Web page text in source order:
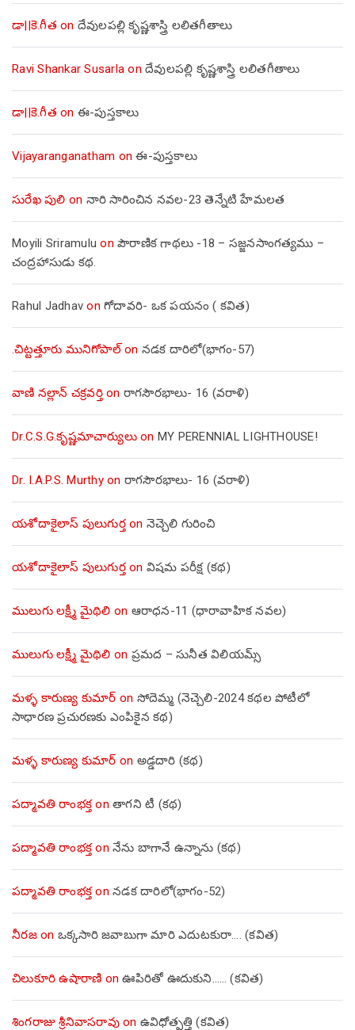
డా||కె.గీత on దేవులపల్లి కృష్ణశాస్త్రి లలితగీతాలు
Ravi Shankar Susarla on దేవులపల్లి కృష్ణశాస్త్రి లలితగీతాలు
డా||కె.గీత on ఈ-పుస్తకాలు
Vijayaranganatham onఈ-పుస్తకాలు
సురేఖ పులి on నారి సారించిన నవల-23 తెన్నేటి హేమలత
Moyili Sriramulu on పౌరాణిక గాథలు -18 – సజ్జనసాంగత్యము –
చంద్రహాసుడు కథ.
Rahul Jadhav on గోదావరి- ఒక పయనం ( కవిత)
.చిట్టత్తూరు మునిగోపాల్on నడక దారిలో(భాగం-57)
వాణి నల్లాన్ చక్రవర్తిon రాగసౌరభాలు- 16 (వరాళి)
Dr.C.S.G.కృష్ణమాచార్యులుon MY PERENNIAL LIGHTHOUSE!
Dr. I.A.P.S. Murthyon రాగసౌరభాలు- 16 (వరాళి)
యశోదాకైలాస్ పులుగుర్తon నెచ్చెలి గురించి
యశోదాకైలాస్ పులుగుర్తon విషమ పరీక్ష (క‌థ‌)
ములుగు లక్ష్మీ మైథిలి on ఆరాధన-11 (ధారావాహిక నవల)
ములుగు లక్ష్మీ మైథిలి on ప్రమద – సునీత విలియమ్స్
మళ్ళ కారుణ్య కుమార్ on సోదెమ్మ (నెచ్చెలి-2024 కథల పోటీలో
సాధారణ ప్రచురణకు ఎంపికైన కథ)
మళ్ళ కారుణ్య కుమార్ on అడ్డదారి (కథ)
పద్మావతి రాంభక్తon తాగని టీ (కథ)
పద్మావతి రాంభక్తon నేను బాగానే ఉన్నాను (క‌థ‌)
పద్మావతి రాంభక్తon నడక దారిలో(భాగం-52)
నీరజon ఒక్కసారి జవాబుగా మారి ఎదుటకురా…. (కవిత)
చిలుకూరి ఉషారాణి onఊపిరితో ఊదుకుని…… (కవిత)
శింగరాజు శ్రీనివాసరావుon ఉవిధోత్పత్తి (కవిత)